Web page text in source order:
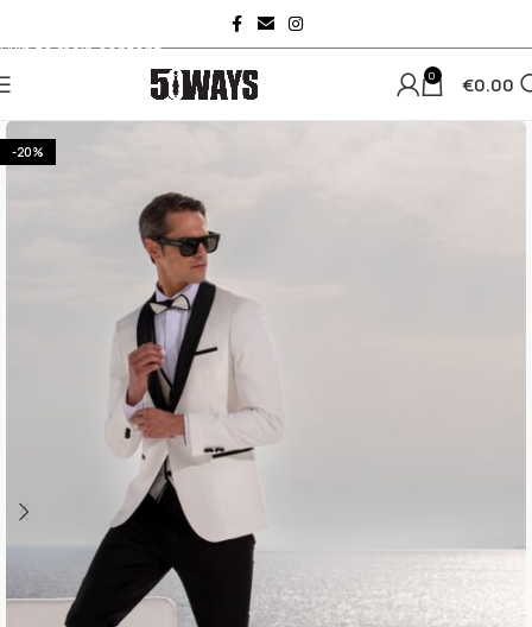
Skip to main content
0 €0.00
-20%